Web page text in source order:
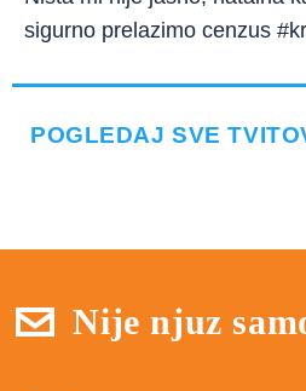
sigurno prelazimo cenzus
POGLEDAJ SVE
Nije njuz